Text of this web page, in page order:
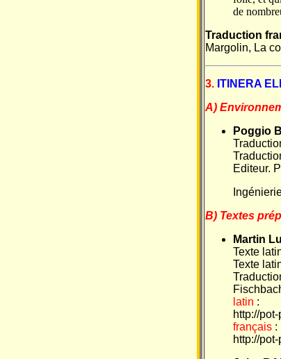
de
Traduction
Margolin, La
3. ITINERA
A)
Poggio
Editeur.
B) Textes
Martin
Texte
Texte
latin :
http://
français :
http://